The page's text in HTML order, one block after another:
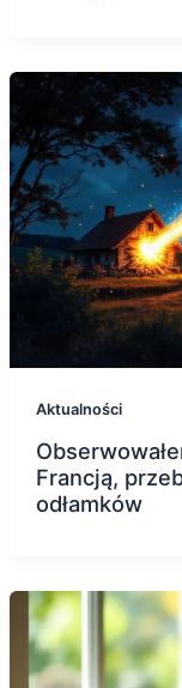
Aktualności
Francją,
odłamków